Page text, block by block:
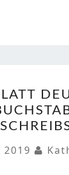
KLASSE
1